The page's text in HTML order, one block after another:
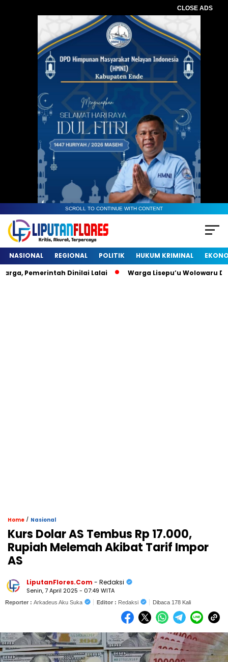
CLOSE ADS
SCROLL TO CONTINUE WITH CONTENT
NASIONAL REGIONAL POLITIK HUKUM KRIMINAL
Pemerintah Dinilai Lalai
Warga Lisepu’u Wolowaru
Home / Nasional
Kurs Dolar AS Tembus Rp 17.000,
Rupiah Melemah Akibat Tarif Impor
AS
LiputanFlores.Com - Redaksi
Senin, 7 April 2025 - 07:49 WITA
Reporter : Arkadeus Aku Suka Editor : Redaksi Dibaca 178 Kali